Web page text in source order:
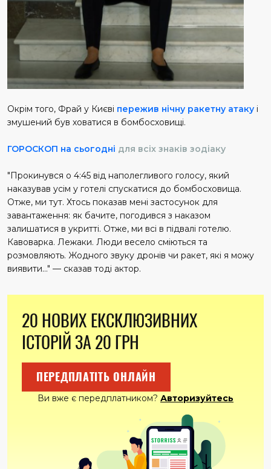
Окрім того, Фрай у Києві пережив нічну ракетну атаку і
змушений був ховатися в бомбосховищі.
ГОРОСКОП на сьогодні для всіх знаків зодіаку
"Прокинувся о 4:45 від наполегливого голосу, який
наказував усім у готелі спускатися до бомбосховища.
Отже, ми тут. Хтось показав мені застосунок для
завантаження: як бачите, погодився з наказом
залишатися в укритті. Отже, ми всі в підвалі готелю.
Кавоварка. Лежаки. Люди весело сміються та
розмовляють. Жодного звуку дронів чи ракет, які я можу
виявити…" — сказав тоді актор.
20 НОВИХ ЕКСКЛЮЗИВНИХ
ІСТОРІЙ ЗА 20 ГРН
ПЕРЕДПЛАТІТЬ ОНЛАЙН
Ви вже є передплатником? Авторизуйтесь